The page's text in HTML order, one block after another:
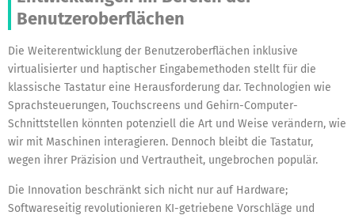
Benutzeroberflächen
Die Weiterentwicklung der Benutzeroberflächen inklusive
virtualisierter und haptischer Eingabemethoden stellt für die
klassische Tastatur eine Herausforderung dar. Technologien wie
Sprachsteuerungen, Touchscreens und Gehirn-Computer-
Schnittstellen könnten potenziell die Art und Weise verändern, wie
wir mit Maschinen interagieren. Dennoch bleibt die Tastatur,
wegen ihrer Präzision und Vertrautheit, ungebrochen populär.
Die Innovation beschränkt sich nicht nur auf Hardware;
Softwareseitig revolutionieren KI-getriebene Vorschläge und